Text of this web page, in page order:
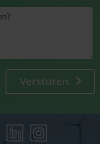
Versturen